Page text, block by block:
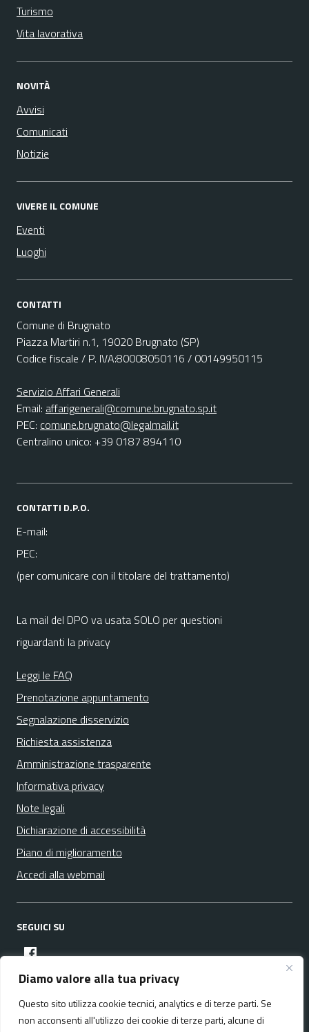
Diamo valore alla tua privacy
Questo sito utilizza cookie tecnici, analytics e di terze parti. Se
non acconsenti all'utilizzo dei cookie di terze parti, alcune di
Turismo
Vita lavorativa
NOVITÀ
Avvisi
Comunicati
Notizie
VIVERE IL COMUNE
Eventi
Luoghi
CONTATTI
Comune di Brugnato
Piazza Martiri n.1, 19020 Brugnato (SP)
Codice fiscale / P. IVA:80008050116 / 00149950115
Servizio Affari Generali
Email: affarigenerali@comune.brugnato.sp.it
PEC: comune.brugnato@legalmail.it
Centralino unico: +39 0187 894110
CONTATTI D.P.O.
E-mail:
PEC:
(per comunicare con il titolare del trattamento)
La mail del DPO va usata SOLO per questioni
riguardanti la privacy
Leggi le FAQ
Prenotazione appuntamento
Segnalazione disservizio
Richiesta assistenza
Amministrazione trasparente
Informativa privacy
Note legali
Dichiarazione di accessibilità
Piano di miglioramento
Accedi alla webmail
SEGUICI SU
facebook
Media policy Mappa del sito